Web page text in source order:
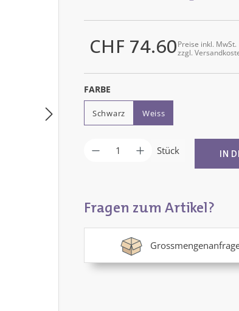
Regulärer Preis:
CHF 74.60Preise inkl. MwSt.
zzgl.
FARBE
Schwarz Weiss
Produkt Anzahl: Gib
Stück IN
Fragen zum Artikel?